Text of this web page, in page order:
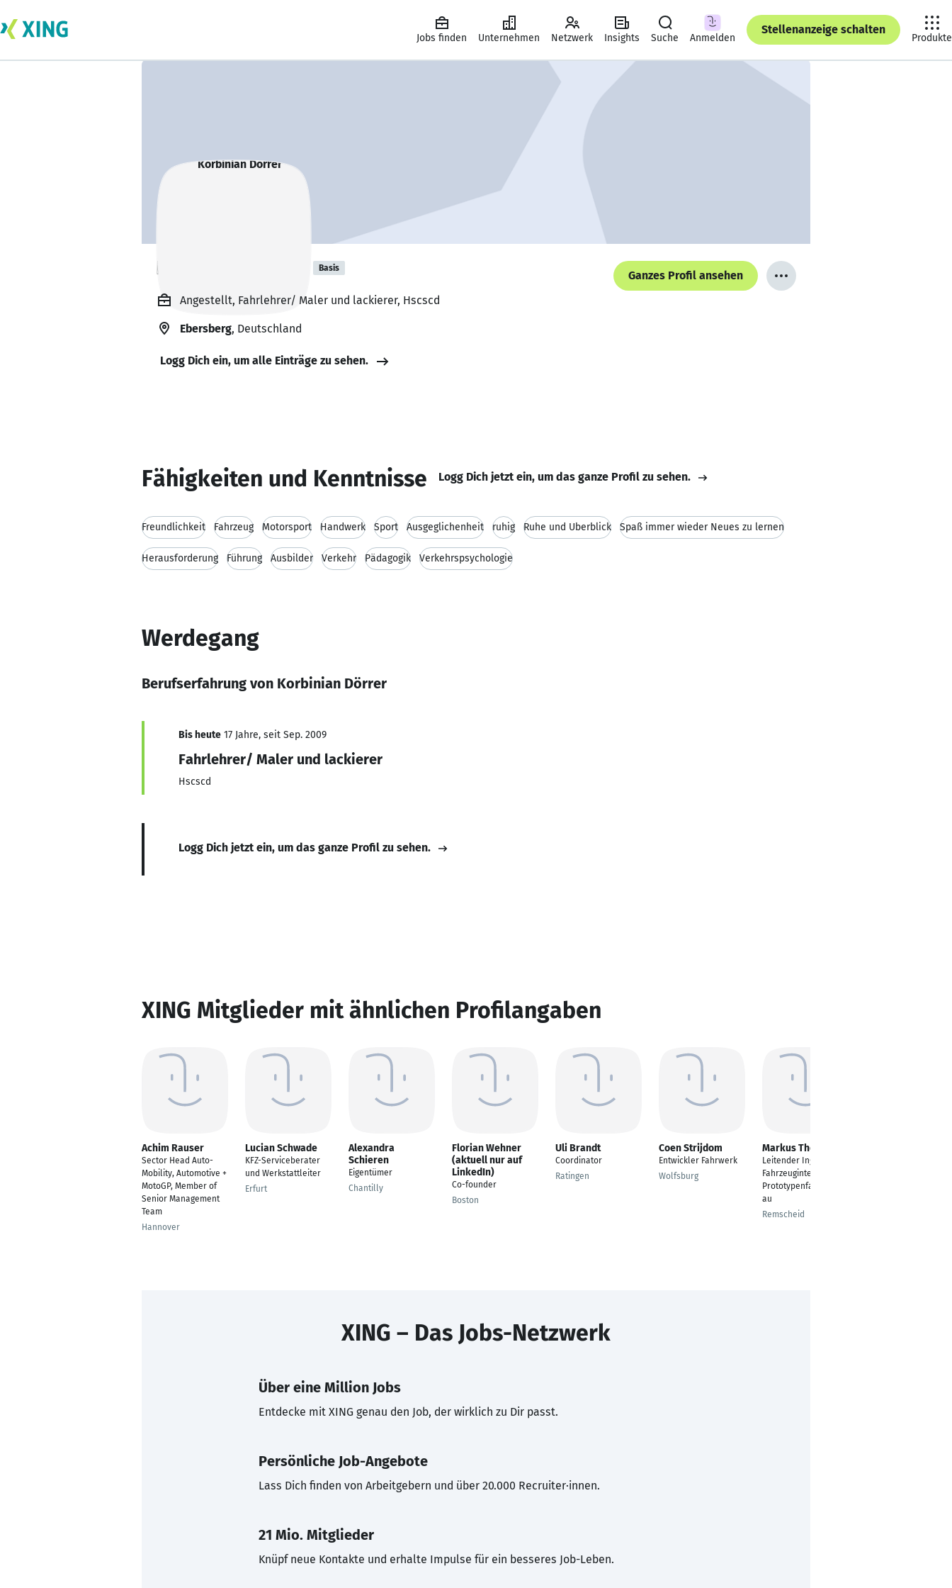
Jobs finden Unternehmen Netzwerk Insights Suche Anmelden
Stellenanzeige schalten
Produkte
Korbinian Dörrer Basis
Ganzes Profil ansehen
Angestellt, Fahrlehrer/ Maler und lackierer, Hscscd
Ebersberg, Deutschland
Logg Dich ein, um alle Einträge zu sehen.
Fähigkeiten und Kenntnisse Logg Dich jetzt ein, um das ganze Profil zu sehen.
Freundlichkeit Fahrzeug Motorsport Handwerk Sport Ausgeglichenheit ruhig Ruhe und Überblick Spaß immer wieder Neues zu lernen
Herausforderung Führung Ausbilder Verkehr Pädagogik Verkehrspsychologie
Werdegang
Berufserfahrung von Korbinian Dörrer
Bis heute 17 Jahre, seit Sep. 2009
Fahrlehrer/ Maler und lackierer
Hscscd
Logg Dich jetzt ein, um das ganze Profil zu sehen.
XING Mitglieder mit ähnlichen Profilangaben
Achim Rauser
Sector Head Auto-
Mobility, Automotive +
MotoGP, Member of
Senior Management
Team
Hannover
Lucian Schwade
KFZ-Serviceberater
und Werkstattleiter
Erfurt
Alexandra
Schieren
Eigentümer
Chantilly
Florian Wehner
(aktuell nur auf
LinkedIn)
Co-founder
Boston
Uli Brandt
Coordinator
Ratingen
Coen Strijdom
Entwickler Fahrwerk
Wolfsburg
Markus Thomas
Leitender Ingenieur
Fahrzeugintegration/
Prototypenfahrzeugb
au
Remscheid
XING – Das Jobs-Netzwerk
Über eine Million Jobs
Entdecke mit XING genau den Job, der wirklich zu Dir passt.
Persönliche Job-Angebote
Lass Dich finden von Arbeitgebern und über 20.000 Recruiter·innen.
21 Mio. Mitglieder
Knüpf neue Kontakte und erhalte Impulse für ein besseres Job-Leben.